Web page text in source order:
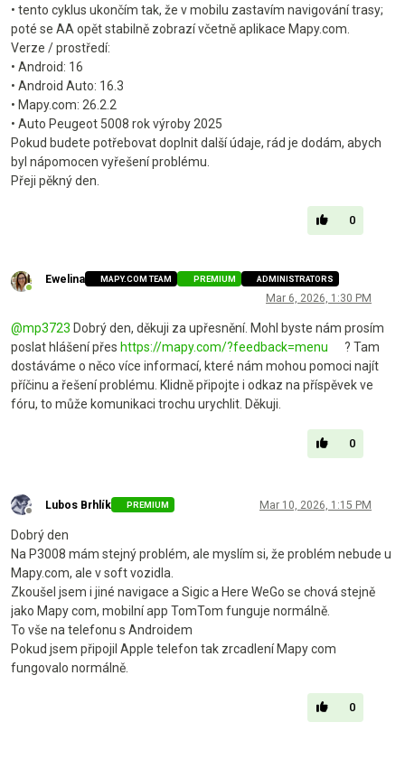
• tento cyklus ukončím tak, že v mobilu zastavím navigování trasy;
poté se AA opět stabilně zobrazí včetně aplikace Mapy.com.
Verze / prostředí:
• Android: 16
• Android Auto: 16.3
• Mapy.com: 26.2.2
• Auto Peugeot 5008 rok výroby 2025
Pokud budete potřebovat doplnit další údaje, rád je dodám, abych
byl nápomocen vyřešení problému.
Přeji pěkný den.
0
Online
Ewelina MAPY.COM TEAM PREMIUM ADMINISTRATORS
Mar 6, 2026, 1:30 PM
@mp3723 Dobrý den, děkuji za upřesnění. Mohl byste nám prosím
poslat hlášení přes https://mapy.com/?feedback=menu
? Tam
dostáváme o něco více informací, které nám mohou pomoci najít
příčinu a řešení problému. Klidně připojte i odkaz na příspěvek ve
fóru, to může komunikaci trochu urychlit. Děkuji.
0
Offline
Lubos Brhlík PREMIUM Mar 10, 2026, 1:15 PM
Dobrý den
Na P3008 mám stejný problém, ale myslím si, že problém nebude u
Mapy.com, ale v soft vozidla.
Zkoušel jsem i jiné navigace a Sigic a Here WeGo se chová stejně
jako Mapy com, mobilní app TomTom funguje normálně.
To vše na telefonu s Androidem
Pokud jsem připojil Apple telefon tak zrcadlení Mapy com
fungovalo normálně.
0